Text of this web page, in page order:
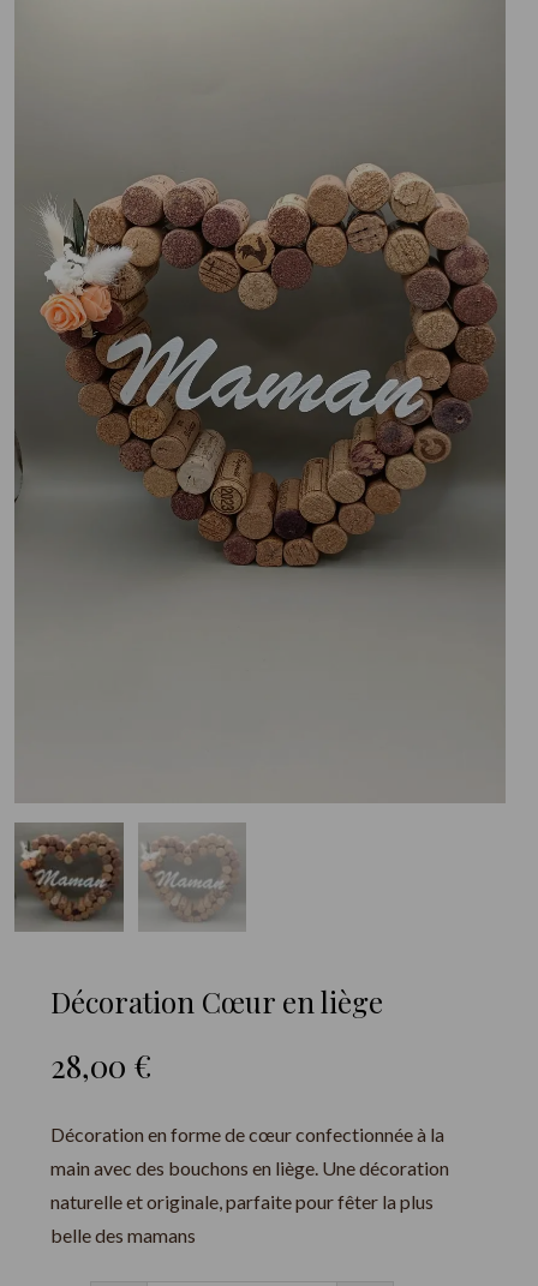
Décoration Cœur en liège
28,00 €
Décoration en forme de cœur confectionnée à la
main avec des bouchons en liège. Une décoration
naturelle et originale, parfaite pour fêter la plus
belle des mamans